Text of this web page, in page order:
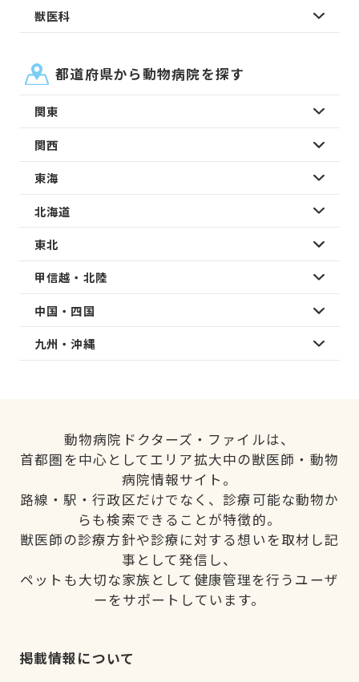
獣医科
都道府県から動物病院を探す
関東
関西
東海
北海道
東北
甲信越・北陸
中国・四国
九州・沖縄
動物病院ドクターズ・ファイルは、
首都圏を中心としてエリア拡大中の獣医師・動物
病院情報サイト。
路線・駅・行政区だけでなく、診療可能な動物か
らも検索できることが特徴的。
獣医師の診療方針や診療に対する想いを取材し記
事として発信し、
ペットも大切な家族として健康管理を行うユーザ
ーをサポートしています。
掲載情報について